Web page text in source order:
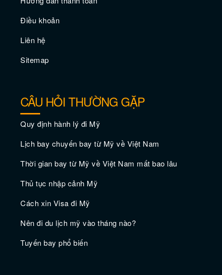
Những trải nghiệm bạn chỉ có thể làm ở
Du lịch New Orleans - Khám phá một
Điều khoản
Liên hệ
Sitemap
CÂU HỎI THƯỜNG GẶP
Quy định hành lý đi Mỹ
Lịch bay chuyến bay từ Mỹ về Việt Nam
Thời gian bay từ Mỹ về Việt Nam mất bao lâu
Thủ tục nhập cảnh Mỹ
Cách xin Visa đi Mỹ
Nên đi du lịch mỹ vào tháng nào?
Tuyến bay phổ biến